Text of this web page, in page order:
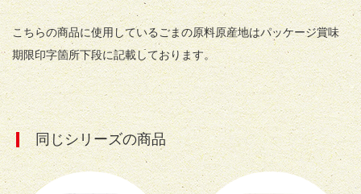
こちらの商品に使用しているごまの原料原産地はパッケージ賞味
期限印字箇所下段に記載しております。
同じシリーズの商品